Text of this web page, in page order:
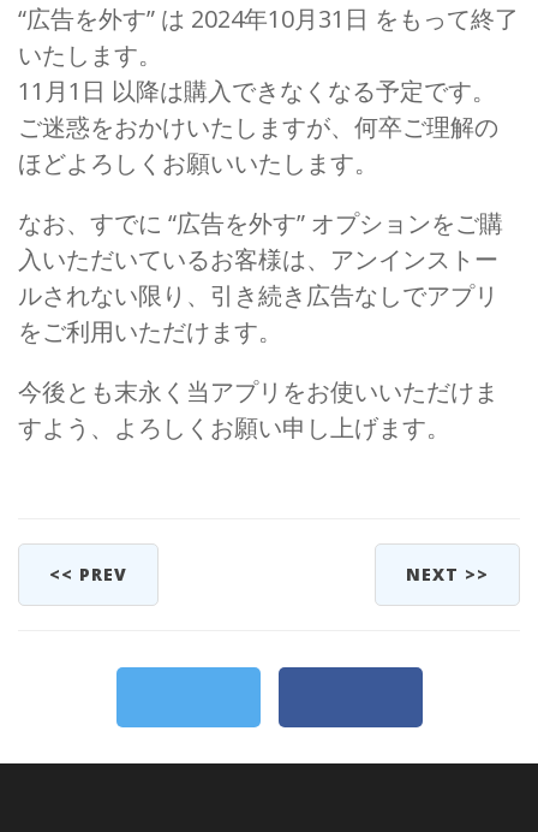
“広告を外す” は 2024年10月31日 をもって終了
いたします。
11月1日 以降は購入できなくなる予定です。
ご迷惑をおかけいたしますが、何卒ご理解の
ほどよろしくお願いいたします。
なお、すでに “広告を外す” オプションをご購
入いただいているお客様は、アンインストー
ルされない限り、引き続き広告なしでアプリ
をご利用いただけます。
今後とも末永く当アプリをお使いいただけま
すよう、よろしくお願い申し上げます。
<< PREV NEXT >>